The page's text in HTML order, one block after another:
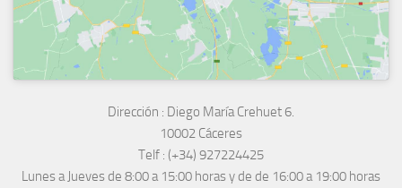
Dirección : Diego María Crehuet 6.
10002 Cáceres
Telf : (+34) 927224425
Lunes a Jueves de 8:00 a 15:00 horas y de de 16:00 a 19:00 horas